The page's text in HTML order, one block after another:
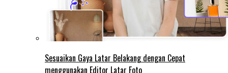
Sesuaikan Gaya Latar Belakang dengan Cepat
menggunakan Editor Latar Foto